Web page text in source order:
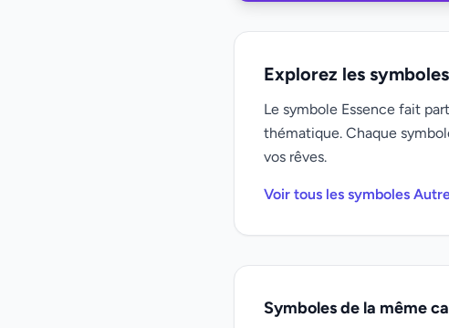
Explorez les
Le symbole Essence fait
thématique. Chaque
vos rêves.
Voir tous les symboles
Symboles de la même